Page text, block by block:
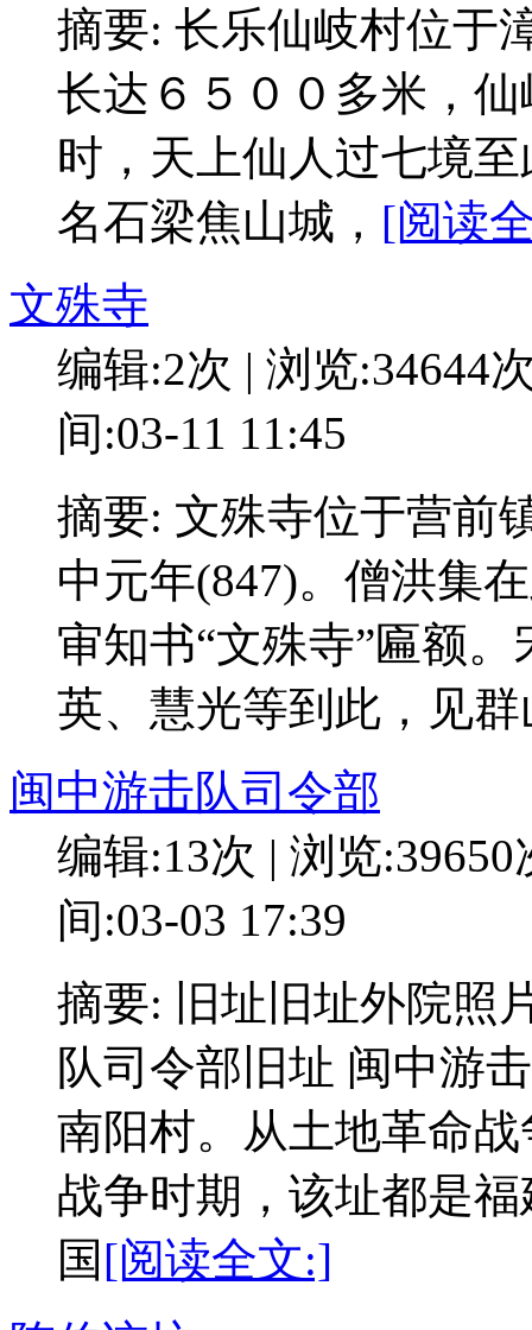
摘要: 长乐仙岐村位于
长达６５００多米，
时，天上仙人过七境
名石梁焦山城， [阅读
文殊寺
编辑:2次 | 浏览:34644
间:03-11 11:45
摘要: 文殊寺位于营前
中元年(847)。僧洪集
审知书“文殊寺”匾额
英、慧光等到此，见
闽中游击队司令部
编辑:13次 | 浏览:39650
间:03-03 17:39
摘要: 旧址旧址外院照
队司令部旧址 闽中游
南阳村。从土地革命
战争时期，该址都是
国[阅读全文:]